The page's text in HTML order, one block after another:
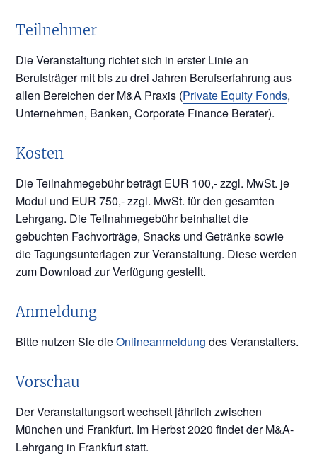
Teilnehmer
Die Veranstaltung richtet sich in erster Linie an
Berufsträger mit bis zu drei Jahren Berufserfahrung aus
allen Bereichen der M&A Praxis (Private Equity Fonds,
Unternehmen, Banken, Corporate Finance Berater).
Kosten
Die Teilnahmegebühr beträgt EUR 100,- zzgl. MwSt. je
Modul und EUR 750,- zzgl. MwSt. für den gesamten
Lehrgang. Die Teilnahmegebühr beinhaltet die
gebuchten Fachvorträge, Snacks und Getränke sowie
die Tagungsunterlagen zur Veranstaltung. Diese werden
zum Download zur Verfügung gestellt.
Anmeldung
Bitte nutzen Sie dieOnlineanmeldung des Veranstalters.
Vorschau
Der Veranstaltungsort wechselt jährlich zwischen
München und Frankfurt. Im Herbst 2020 findet der M&A-
Lehrgang in Frankfurt statt.